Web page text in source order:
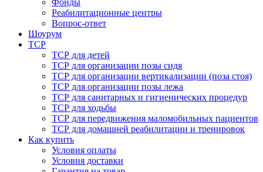
Фонды
Реабилитационные центры
Вопрос-ответ
Шоурум
ТСР
ТСР для детей
ТСР для организации позы сидя
ТСР для организации вертикализации (поза стоя)
ТСР для организации позы лежа
ТСР для санитарных и гигиенических процедур
ТСР для ходьбы
ТСР для передвижения маломобильных пациентов
ТСР для домашней реабилитации и тренировок
Как купить
Условия оплаты
Условия доставки